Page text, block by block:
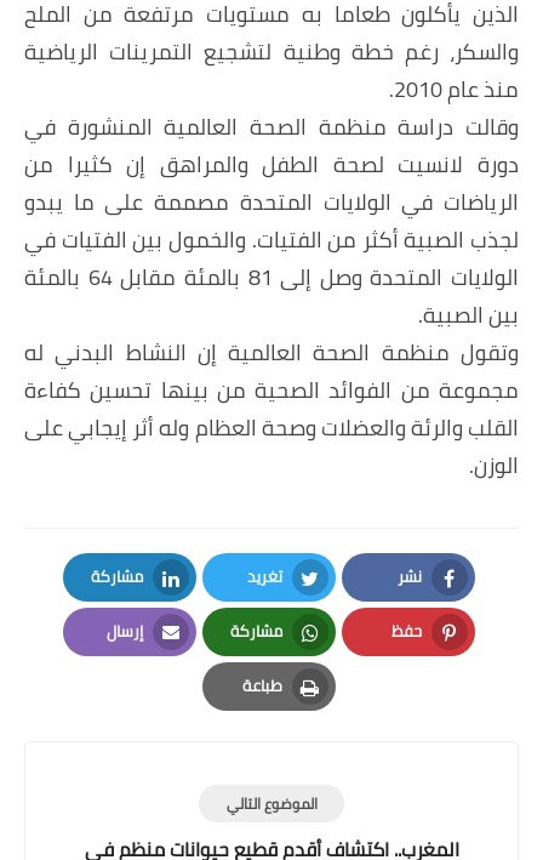
الذين يأكلون طعاما به مستويات مرتفعة من الملح
والسكر، رغم خطة وطنية لتشجيع التمرينات الرياضية
منذ عام 2010.
وقالت دراسة منظمة الصحة العالمية المنشورة في
دورة لانسيت لصحة الطفل والمراهق إن كثيرا من
الرياضات في الولايات المتحدة مصممة على ما يبدو
لجذب الصبية أكثر من الفتيات. والخمول بين الفتيات في
الولايات المتحدة وصل إلى 81 بالمئة مقابل 64 بالمئة
بين الصبية.
وتقول منظمة الصحة العالمية إن النشاط البدني له
مجموعة من الفوائد الصحية من بينها تحسين كفاءة
القلب والرئة والعضلات وصحة العظام وله أثر إيجابي على
الوزن.
نشر
Facebook
تغريد
Twitter
مشاركة
LinkedIn
حفظ
Pinterest
مشاركة
Whatsapp
إرسال
Email
طباعة
Print
الموضوع التالي
المغرب.. اكتشاف أقدم قطيع حيوانات منظم في